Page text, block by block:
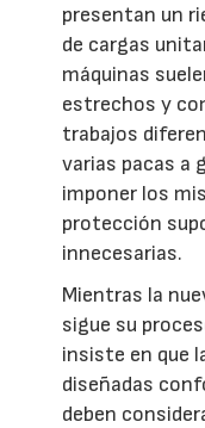
presentan un
de cargas
máquinas
estrechos y
trabajos
varias pacas a
imponer los
protección
innecesarias.
Mientras la
sigue su
insiste en que
diseñadas
deben